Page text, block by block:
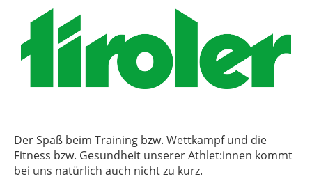
Der Spaß beim Training bzw. Wettkampf und die
Fitness bzw. Gesundheit unserer Athlet:innen kommt
bei uns natürlich auch nicht zu kurz.